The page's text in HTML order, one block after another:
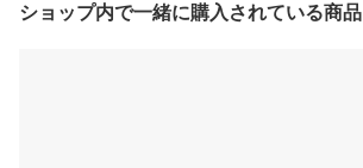
ショップ内で一緒に購入されている商品